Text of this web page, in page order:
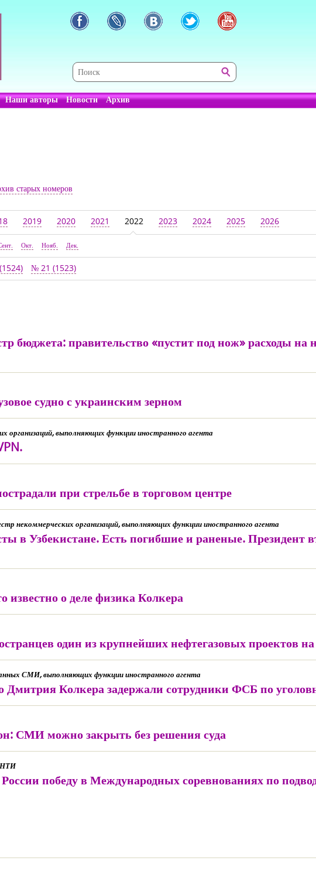
Наши авторы Новости Архив
старых номеров
2019 2020 2021 2022 2023 2024 2025 2026
Окт. Нояб. Дек.
№ 21 (1523)
бюджета: правительство «пустит под нож» расходы
судно с украинским зерном
организаций, выполняющих функции иностранного агента
при стрельбе в торговом центре
некоммерческих организаций, выполняющих функции иностранного агента
в Узбекистане. Есть погибшие и раненые. Президент
известно о деле физика Колкера
один из крупнейших нефтегазовых проектов
СМИ, выполняющих функции иностранного агента
Дмитрия Колкера задержали сотрудники ФСБ по
СМИ можно закрыть без решения суда
НТИ
победу в Международных соревнованиях по